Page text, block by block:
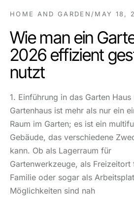
HOME AND GARDEN /MAY 18,
Wie man ein
2026 effizient
nutzt
1. Einführung in das Garten Haus
Gartenhaus ist mehr als nur ein
Raum im Garten; es ist ein
Gebäude, das verschiedene
kann. Ob als Lagerraum für
Gartenwerkzeuge, als Freizeitort
Familie oder sogar als
Möglichkeiten sind nah